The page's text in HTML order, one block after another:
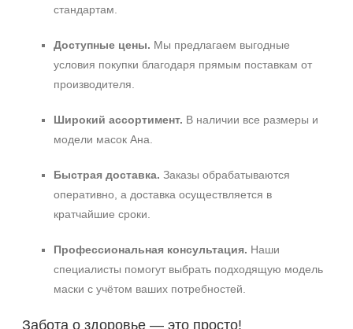
стандартам.
Доступные цены. Мы предлагаем выгодные
условия покупки благодаря прямым поставкам от
производителя.
Широкий ассортимент. В наличии все размеры и
модели масок Ана.
Быстрая доставка. Заказы обрабатываются
оперативно, а доставка осуществляется в
кратчайшие сроки.
Профессиональная консультация. Наши
специалисты помогут выбрать подходящую модель
маски с учётом ваших потребностей.
Забота о здоровье — это просто!